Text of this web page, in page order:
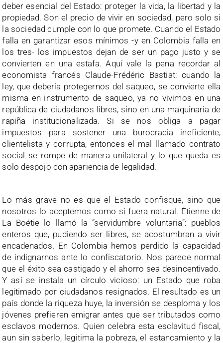
deber esencial del Estado: proteger la vida, la libertad y la
propiedad. Son el precio de vivir en sociedad, pero solo si
la sociedad cumple con lo que promete. Cuando el Estado
falla en garantizar esos mínimos -y en Colombia falla en
los tres- los impuestos dejan de ser un pago justo y se
convierten en una estafa. Aquí vale la pena recordar al
economista francés Claude-Frédéric Bastiat: cuando la
ley, que debería protegernos del saqueo, se convierte ella
misma en instrumento de saqueo, ya no vivimos en una
república de ciudadanos libres, sino en una maquinaria de
rapiña institucionalizada. Si se nos obliga a pagar
impuestos para sostener una burocracia ineficiente,
clientelista y corrupta, entonces el mal llamado contrato
social se rompe de manera unilateral y lo que queda es
solo despojo con apariencia de legalidad.
Lo más grave no es que el Estado confisque, sino que
nosotros lo aceptemos como si fuera natural. Étienne de
La Boétie lo llamó la “servidumbre voluntaria”: pueblos
enteros que, pudiendo ser libres, se acostumbran a vivir
encadenados. En Colombia hemos perdido la capacidad
de indignarnos ante lo confiscatorio. Nos parece normal
que el éxito sea castigado y el ahorro sea desincentivado.
Y así se instala un círculo vicioso: un Estado que roba
legitimado por ciudadanos resignados. El resultado es un
país donde la riqueza huye, la inversión se desploma y los
jóvenes prefieren emigrar antes que ser tributados como
esclavos modernos. Quien celebra esta esclavitud fiscal,
aun sin saberlo, legitima la pobreza, el estancamiento y la